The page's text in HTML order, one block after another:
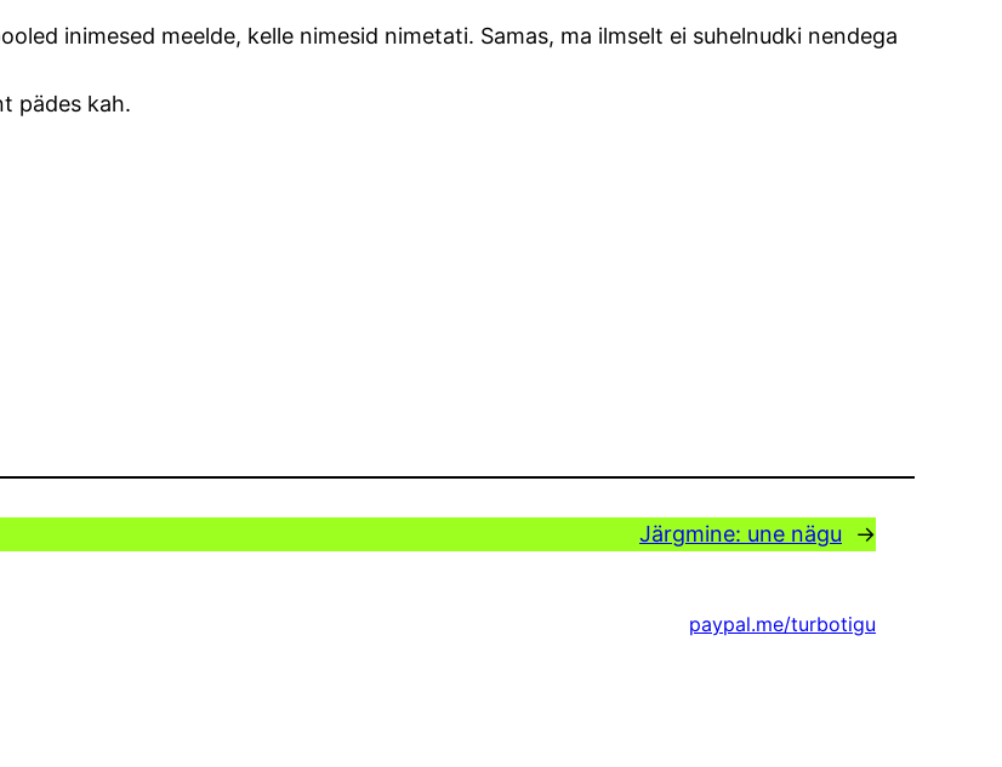
inimesed meelde, kelle nimesid nimetati. Samas, ma ilmselt ei suhelnudki nendega
pädes kah.
Järgmine: une nägu →
paypal.me/turbotigu